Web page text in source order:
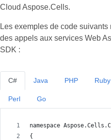
Cloud Aspose.Cells.
Les exemples de code
des appels aux services Web
SDK :
C#
namespace
{
Java PHP Ruby
Perl Go